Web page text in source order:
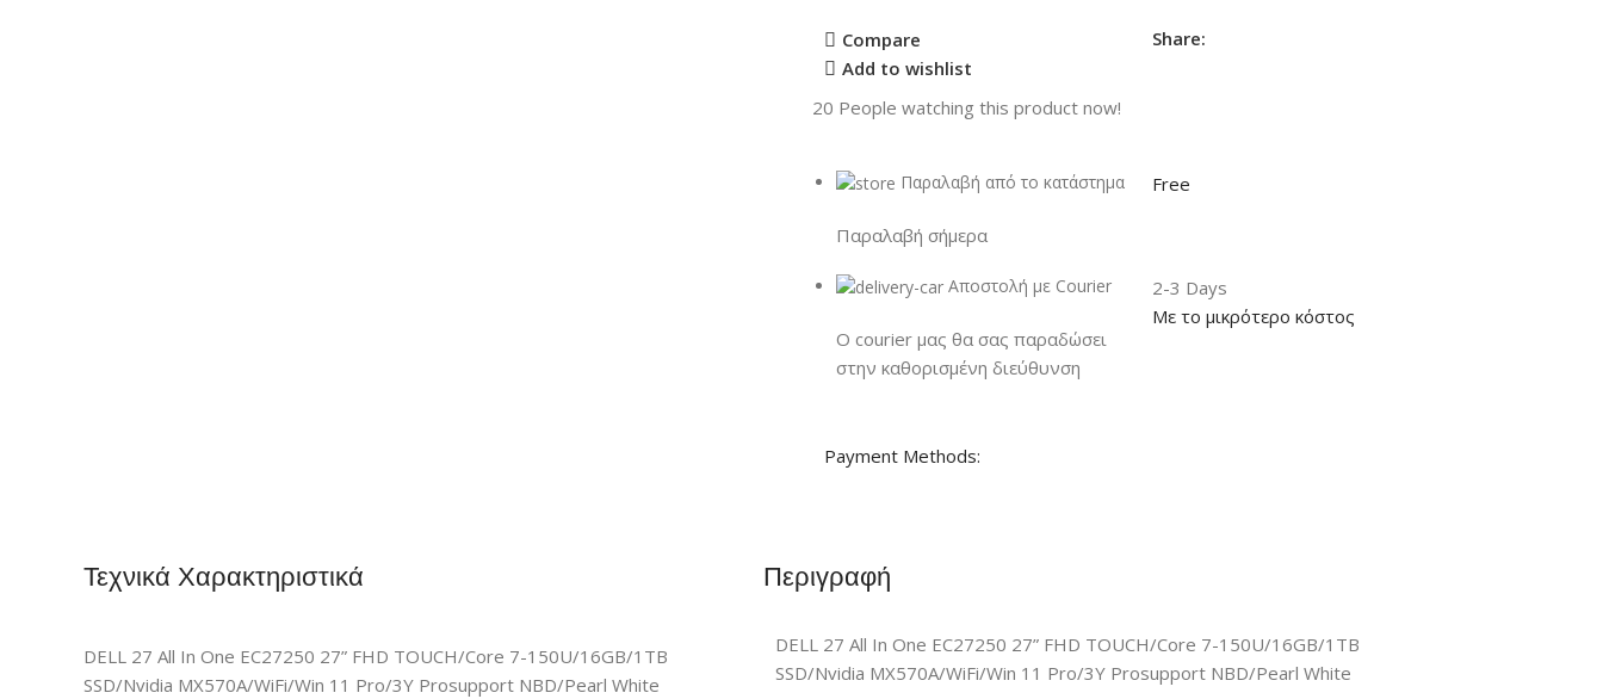
Compare
Add to wishlist
Share:
20 People watching this product now!
Παραλαβή από το κατάστημα
Παραλαβή σήμερα
Free
Αποστολή με Courier
Ο courier μας θα σας παραδώσει
στην καθορισμένη διεύθυνση
2-3 Days
Με το μικρότερο κόστος
Payment Methods:
Τεχνικά Χαρακτηριστικά
DELL 27 All In One EC27250 27” FHD TOUCH/Core 7-150U/16GB/1TB
SSD/Nvidia MX570A/WiFi/Win 11 Pro/3Y Prosupport NBD/Pearl White
Περιγραφή
DELL 27 All In One EC27250 27” FHD TOUCH/Core 7-150U/16GB/1TB
SSD/Nvidia MX570A/WiFi/Win 11 Pro/3Y Prosupport NBD/Pearl White